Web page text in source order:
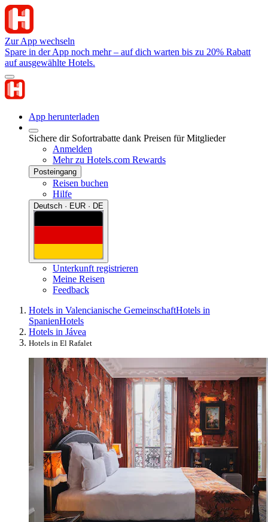
Zur App wechseln
Spare in der App noch mehr – auf dich warten bis zu 20% Rabatt
auf ausgewählte Hotels.
App herunterladen
Sichere dir Sofortrabatte dank Preisen für Mitglieder
Anmelden
Mehr zu Hotels.com Rewards
Posteingang
Reisen buchen
Hilfe
Deutsch · EUR · DE
Unterkunft registrieren
Meine Reisen
Feedback
Hotels in Valencianische GemeinschaftHotels in
SpanienHotels
Hotels in Jávea
Hotels in El Rafalet